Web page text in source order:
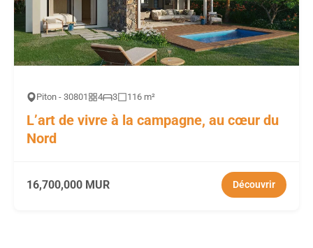
Piton - 30801 4 3 116 m²
L’art de vivre à la campagne, au cœur du
Nord
16,700,000 MUR Découvrir